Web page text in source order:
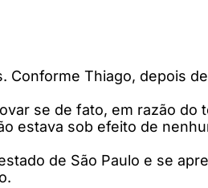
Thiago, depois
se de fato, em razão do
estava sob efeito de
de São Paulo e se